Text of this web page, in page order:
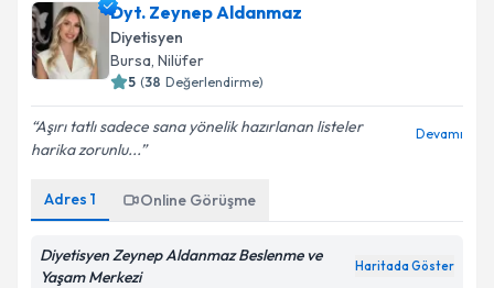
Dyt. Zeynep Aldanmaz
Diyetisyen
Bursa, Nilüfer
5 (38 Değerlendirme)
Aşırı tatlı sadece sana yönelik hazırlanan listeler
harika zorunlu...
Devamı
Adres 1 Online Görüşme
Diyetisyen Zeynep Aldanmaz Beslenme ve
Yaşam Merkezi
Haritada Göster